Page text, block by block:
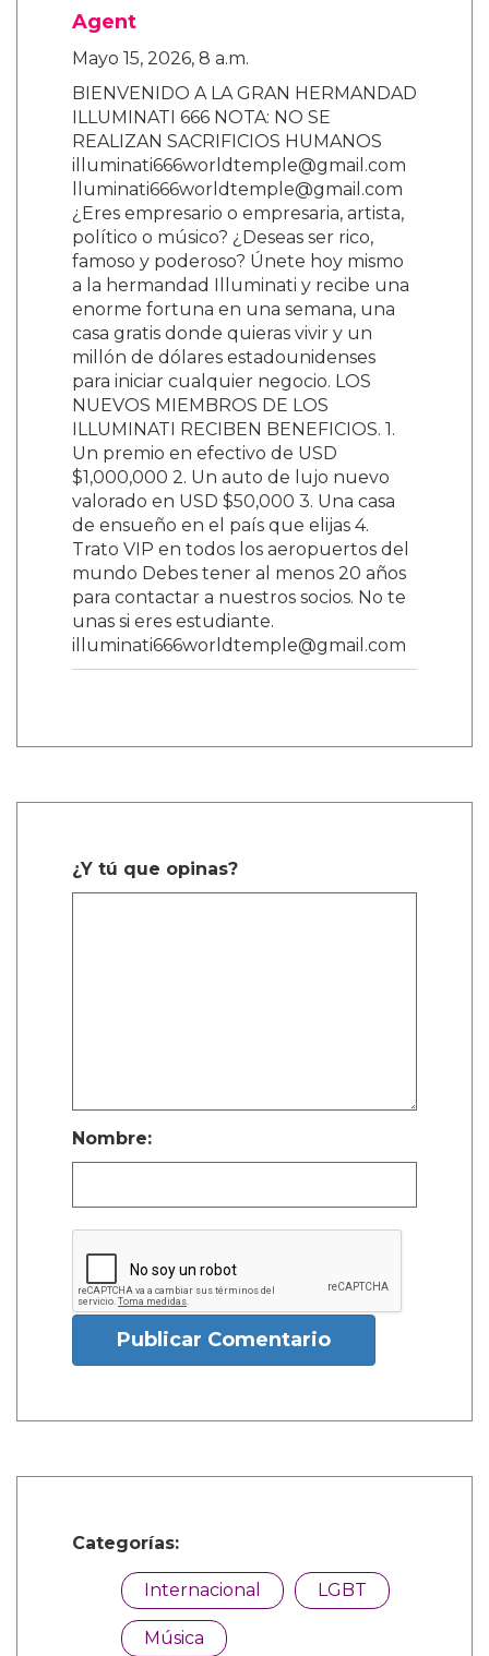
Agent
Mayo 15, 2026, 8 a.m.
BIENVENIDO A LA GRAN HERMANDAD
ILLUMINATI 666 NOTA: NO SE
REALIZAN SACRIFICIOS HUMANOS
illuminati666worldtemple@gmail.com
lluminati666worldtemple@gmail.com
¿Eres empresario o empresaria, artista,
político o músico? ¿Deseas ser rico,
famoso y poderoso? Únete hoy mismo
a la hermandad Illuminati y recibe una
enorme fortuna en una semana, una
casa gratis donde quieras vivir y un
millón de dólares estadounidenses
para iniciar cualquier negocio. LOS
NUEVOS MIEMBROS DE LOS
ILLUMINATI RECIBEN BENEFICIOS. 1.
Un premio en efectivo de USD
$1,000,000 2. Un auto de lujo nuevo
valorado en USD $50,000 3. Una casa
de ensueño en el país que elijas 4.
Trato VIP en todos los aeropuertos del
mundo Debes tener al menos 20 años
para contactar a nuestros socios. No te
unas si eres estudiante.
illuminati666worldtemple@gmail.com
¿Y tú que opinas?
Nombre:
Publicar Comentario
Categorías:
Internacional LGBT
Música